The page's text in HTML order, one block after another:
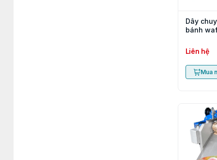
Dây
bánh
Liên hệ
Mua